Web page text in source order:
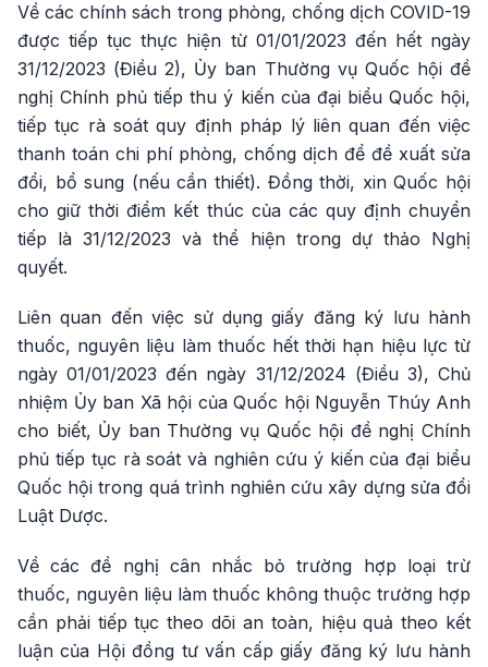
Về các chính sách trong phòng, chống dịch COVID-19
được tiếp tục thực hiện từ 01/01/2023 đến hết ngày
31/12/2023 (Điều 2), Ủy ban Thường vụ Quốc hội đề
nghị Chính phủ tiếp thu ý kiến của đại biểu Quốc hội,
tiếp tục rà soát quy định pháp lý liên quan đến việc
thanh toán chi phí phòng, chống dịch để đề xuất sửa
đổi, bổ sung (nếu cần thiết). Đồng thời, xin Quốc hội
cho giữ thời điểm kết thúc của các quy định chuyển
tiếp là 31/12/2023 và thể hiện trong dự thảo Nghị
quyết.
Liên quan đến việc sử dụng giấy đăng ký lưu hành
thuốc, nguyên liệu làm thuốc hết thời hạn hiệu lực từ
ngày 01/01/2023 đến ngày 31/12/2024 (Điều 3), Chủ
nhiệm Ủy ban Xã hội của Quốc hội Nguyễn Thúy Anh
cho biết, Ủy ban Thường vụ Quốc hội đề nghị Chính
phủ tiếp tục rà soát và nghiên cứu ý kiến của đại biểu
Quốc hội trong quá trình nghiên cứu xây dựng sửa đổi
Luật Dược.
Về các đề nghị cân nhắc bỏ trường hợp loại trừ
thuốc, nguyên liệu làm thuốc không thuộc trường hợp
cần phải tiếp tục theo dõi an toàn, hiệu quả theo kết
luận của Hội đồng tư vấn cấp giấy đăng ký lưu hành